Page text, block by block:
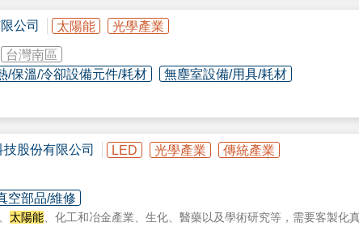
公司 太陽能 光學產業
台灣南區
/保溫/冷卻設備元件/耗材 無塵室設備/用具/耗材
股份有限公司 LED 光學產業 傳統產業
空部品/維修
太陽能 、化工和冶金產業、生化、醫藥以及學術研究等，需要客製化